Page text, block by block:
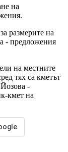
на
размерите на
- предложения
на местните
тях са кметът
-
кмет на